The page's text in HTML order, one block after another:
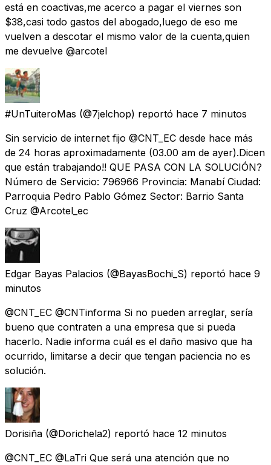
está en coactivas,me acerco a pagar el viernes son
$38,casi todo gastos del abogado,luego de eso me
vuelven a descotar el mismo valor de la cuenta,quien
me devuelve @arcotel
#UnTuiteroMas (@7jelchop) reportó hace 7 minutos
Sin servicio de internet fijo @CNT_EC desde hace más
de 24 horas aproximadamente (03.00 am de ayer).Dicen
que están trabajando!! QUE PASA CON LA SOLUCIÓN?
Número de Servicio: 796966 Provincia: Manabí Ciudad:
Parroquia Pedro Pablo Gómez Sector: Barrio Santa
Cruz @Arcotel_ec
Edgar Bayas Palacios (@BayasBochi_S) reportó hace 9
minutos
@CNT_EC @CNTinforma Si no pueden arreglar, sería
bueno que contraten a una empresa que si pueda
hacerlo. Nadie informa cuál es el daño masivo que ha
ocurrido, limitarse a decir que tengan paciencia no es
solución.
Dorisiña (@Dorichela2) reportó hace 12 minutos
@CNT_EC @LaTri Que será una atención que no